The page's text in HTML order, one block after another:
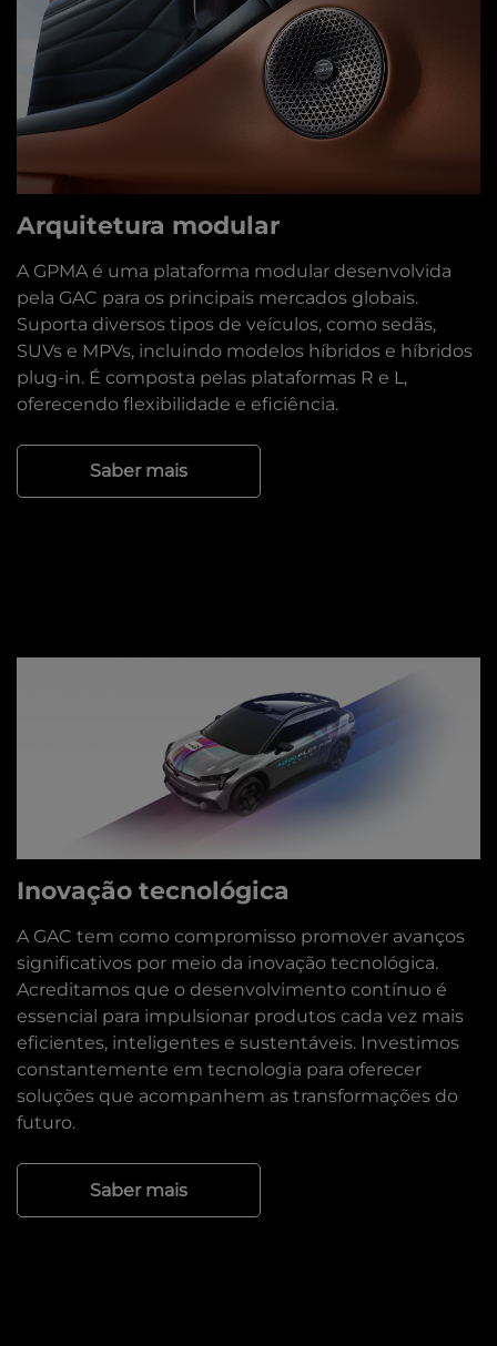
Arquitetura modular
A GPMA é uma plataforma modular desenvolvida
pela GAC para os principais mercados globais.
Suporta diversos tipos de veículos, como sedãs,
SUVs e MPVs, incluindo modelos híbridos e híbridos
plug-in. É composta pelas plataformas R e L,
oferecendo flexibilidade e eficiência.
Saber mais
Inovação tecnológica
A GAC tem como compromisso promover avanços
significativos por meio da inovação tecnológica.
Acreditamos que o desenvolvimento contínuo é
essencial para impulsionar produtos cada vez mais
eficientes, inteligentes e sustentáveis. Investimos
constantemente em tecnologia para oferecer
soluções que acompanhem as transformações do
futuro.
Saber mais